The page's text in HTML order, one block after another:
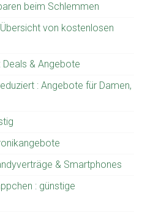
beim Schlemmen
von kostenlosen
Deals & Angebote
: Angebote für Damen,
& Smartphones
: günstige